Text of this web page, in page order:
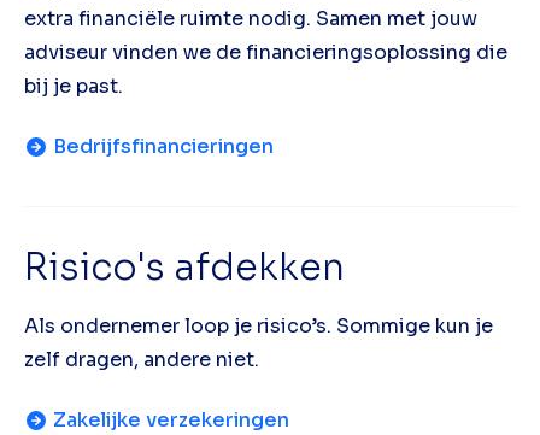
extra financiële ruimte nodig. Samen met jouw
adviseur vinden we de financieringsoplossing die
bij je past.
Bedrijfsfinancieringen
Risico's afdekken
Als ondernemer loop je risico’s. Sommige kun je
zelf dragen, andere niet.
Zakelijke verzekeringen